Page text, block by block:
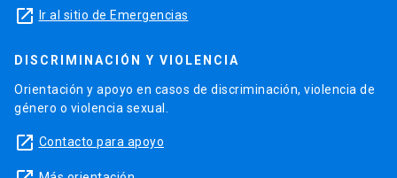
launch Ir al sitio de Emergencias
DISCRIMINACIÓN Y VIOLENCIA
Orientación y apoyo en casos de discriminación, violencia de
género o violencia sexual.
launch Contacto para apoyo